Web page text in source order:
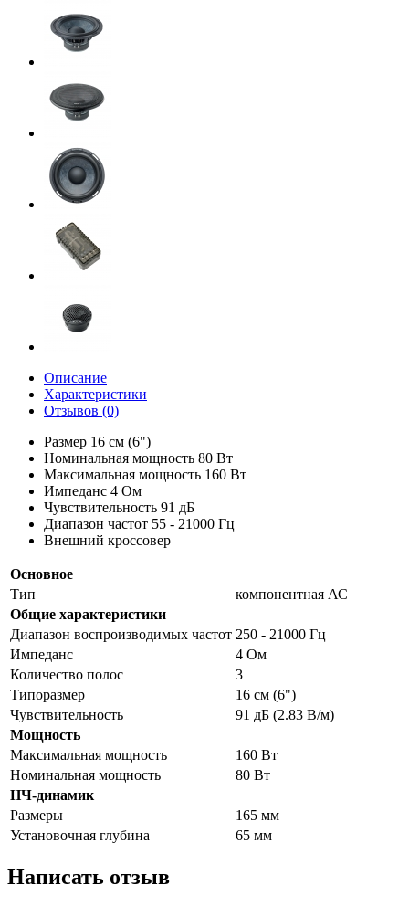
Описание
Характеристики
Отзывов (0)
Размер 16 см (6")
Номинальная мощность 80 Вт
Максимальная мощность 160 Вт
Импеданс 4 Ом
Чувствительность 91 дБ
Диапазон частот 55 - 21000 Гц
Внешний кроссовер
Основное
Тип
компонентная АС
Общие характеристики
Диапазон воспроизводимых частот 250 - 21000 Гц
Импеданс
4 Ом
Количество полос
3
Типоразмер
16 см (6")
Чувствительность
91 дБ (2.83 В/м)
Мощность
Максимальная мощность
160 Вт
Номинальная мощность
80 Вт
НЧ-динамик
Размеры
165 мм
Установочная глубина
65 мм
Написать отзыв